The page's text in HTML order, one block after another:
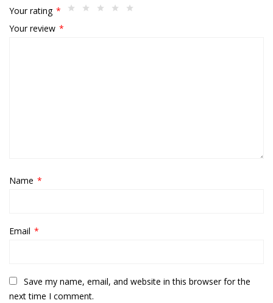
Your rating *
Your review *
Name *
Email *
Save my name, email, and website in this browser for the
next time I comment.